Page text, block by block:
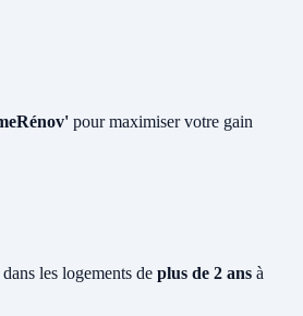
pour maximiser votre gain
les logements de plus de 2 ans à